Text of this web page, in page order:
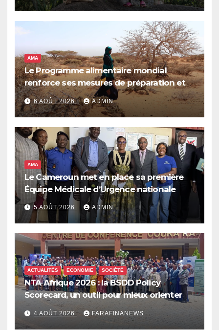
AMA
Le Programme alimentaire mondial
renforce ses mesures de préparation et
de réponse face à la menace d’El Niño,
qui pourrait plonger des dizaines de
millions de personnes dans l’insécurité
alimentaire aiguë
6 AOÛT 2026 ADMIN
AMA
Le Cameroun met en place sa première
Équipe Médicale d’Urgence nationale
5 AOÛT 2026 ADMIN
ACTUALITÉS ECONOMIE SOCIÉTÉ
NTA Afrique 2026 : la BSDD Policy
Scorecard, un outil pour mieux orienter
les dépenses publiques
4 AOÛT 2026 FARAFINANEWS